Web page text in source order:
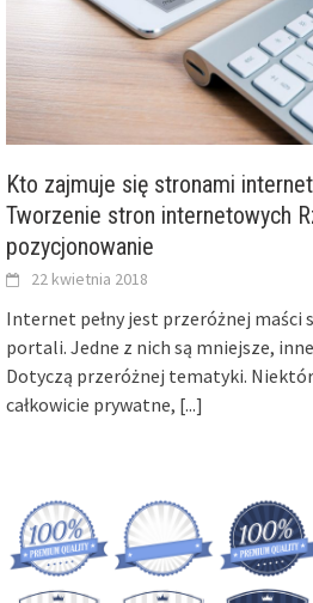
Kto zajmuje się stronami
Tworzenie stron internetowych
pozycjonowanie
22 kwietnia 2018
Internet pełny jest przeróżnej maści
portali. Jedne z nich są mniejsze,
Dotyczą przeróżnej tematyki.
całkowicie prywatne, [...]